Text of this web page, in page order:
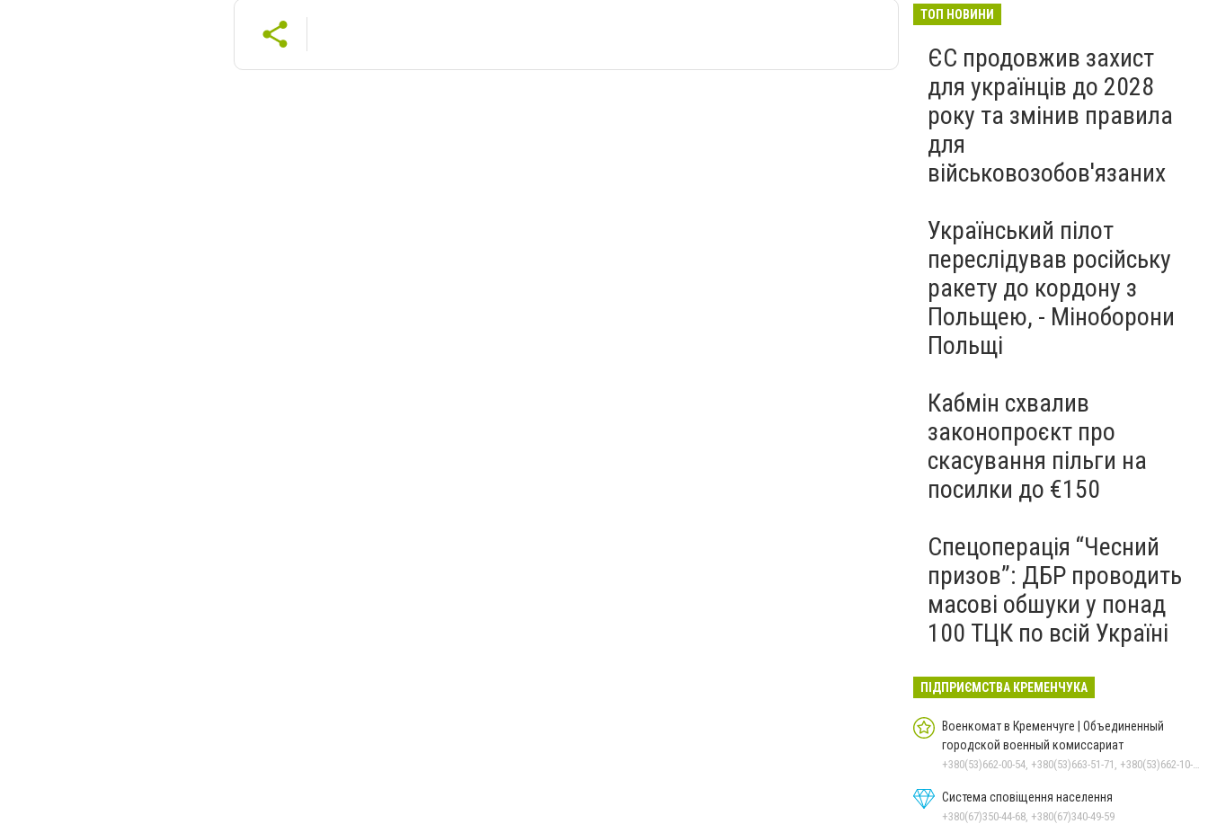
ТОП НОВИНИ
ЄС продовжив захист
для українців до 2028
року та змінив правила
для
військовозобов'язаних
Український пілот
переслідував російську
ракету до кордону з
Польщею, - Міноборони
Польщі
Кабмін схвалив
законопроєкт про
скасування пільги на
посилки до €150
Спецоперація “Чесний
призов”: ДБР проводить
масові обшуки у понад
100 ТЦК по всій Україні
ПІДПРИЄМСТВА КРЕМЕНЧУКА
Военкомат в Кременчуге | Объединенный
городской военный комиссариат
+380(53)662-00-54, +380(53)663-51-71, +380(53)662-10-35
Система сповіщення населення
+380(67)350-44-68, +380(67)340-49-59